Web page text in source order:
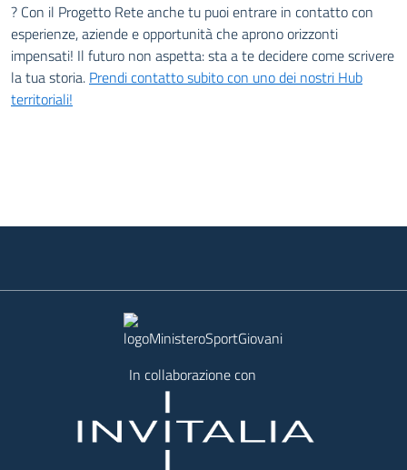
? Con il Progetto Rete anche tu puoi entrare in contatto con
esperienze, aziende e opportunità che aprono orizzonti
impensati! Il futuro non aspetta: sta a te decidere come scrivere
la tua storia. Prendi contatto subito con uno dei nostri Hub
territoriali!
In collaborazione con